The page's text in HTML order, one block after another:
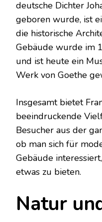
deutsche Dichter
geboren wurde, ist
die historische
Gebäude wurde im
und ist heute ein
Werk von Goethe
Insgesamt bietet
beeindruckende
Besucher aus der
ob man sich für
Gebäude
etwas zu bieten.
Natur